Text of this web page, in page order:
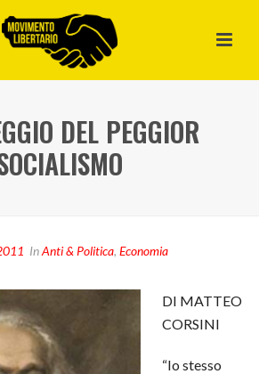
DEL PEGGIOR
InAnti & Politica, Economia
DI MATTEO
CORSINI
“Io stesso